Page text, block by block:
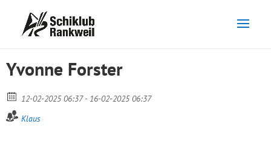
Yvonne Forster
12-02-2025 06:37 - 16-02-2025 06:37
Klaus